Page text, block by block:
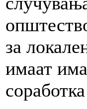
за
имаат